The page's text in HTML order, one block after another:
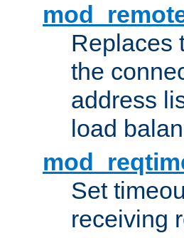
Replaces
the
address
load
Set
receiving